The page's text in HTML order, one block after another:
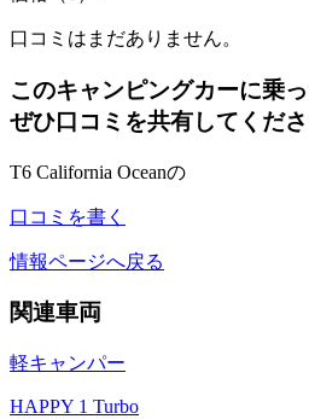
口コミはまだありません。
このキャンピングカーに乗
ぜひ口コミを共有してくださ
T6 California Oceanの
口コミを書く
情報ページへ戻る
関連車両
軽キャンパー
HAPPY 1 Turbo